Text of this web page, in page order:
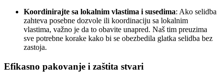
Koordinirajte sa lokalnim vlastima i susedima: Ako selidba
zahteva posebne dozvole ili koordinaciju sa lokalnim
vlastima, važno je da to obavite unapred. Naš tim preuzima
sve potrebne korake kako bi se obezbedila glatka selidba bez
zastoja.
Efikasno pakovanje i zaštita stvari